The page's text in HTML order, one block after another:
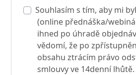
Souhlasím s tím, aby mi
(online přednáška/
ihned po úhradě
vědomí, že po
obsahu ztrácím právo
smlouvy ve 14denní